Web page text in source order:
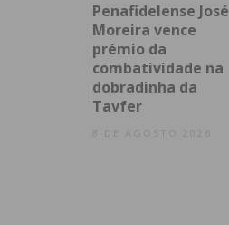
Penafidelense José
Moreira vence
prémio da
combatividade na
dobradinha da
Tavfer
8 DE AGOSTO 2026